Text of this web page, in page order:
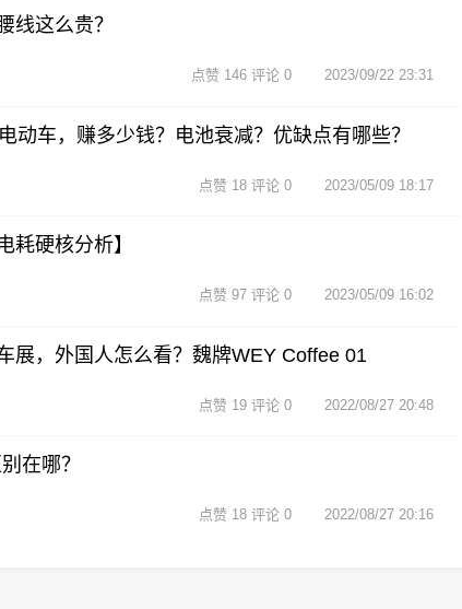
线这么贵？
2023/09/22 23:31
点赞 146 评论 0
动车，赚多少钱？电池衰减？优缺点有哪些？
2023/05/09 18:17
点赞 18 评论 0
耗硬核分析】
2023/05/09 16:02
点赞 97 评论 0
展，外国人怎么看？魏牌WEY Coffee 01
2022/08/27 20:48
点赞 19 评论 0
在哪？
2022/08/27 20:16
点赞 18 评论 0